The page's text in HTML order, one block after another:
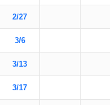
2/27
3/6
3/13
3/17